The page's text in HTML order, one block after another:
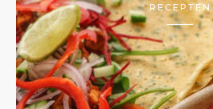
RECEPTEN